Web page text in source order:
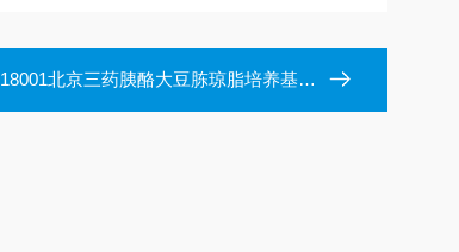
18001北京三药胰酪大豆胨琼脂培养基(TSA)